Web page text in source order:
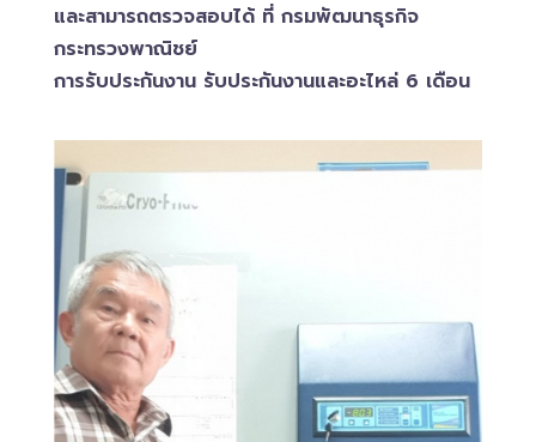
และสามารถตรวจสอบ​ได้ ที่ กรมพัฒนาธุรกิจ​
กระทรวงพาณิชย์
การรับประกันงาน รับประกันงานและอะไหล่ 6 เดือน